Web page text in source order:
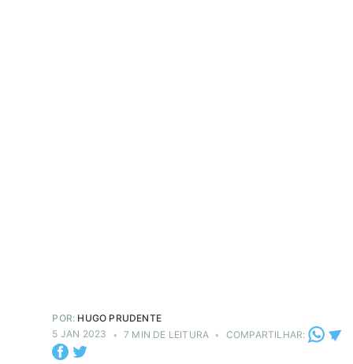
POR: HUGO PRUDENTE
5 JAN 2023
• 7 MIN DE LEITURA • COMPARTILHAR: